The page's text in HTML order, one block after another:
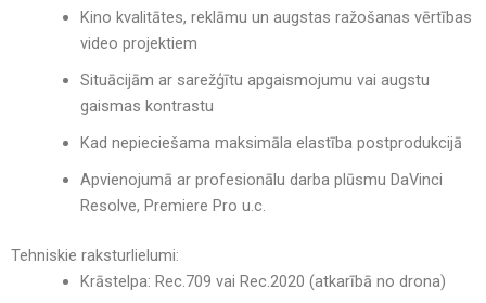
Kino kvalitātes, reklāmu un augstas ražošanas vērtības
video projektiem
Situācijām ar sarežģītu apgaismojumu vai augstu
gaismas kontrastu
Kad nepieciešama maksimāla elastība postprodukcijā
Apvienojumā ar profesionālu darba plūsmu DaVinci
Resolve, Premiere Pro u.c.
Tehniskie raksturlielumi:
Krāstelpa: Rec.709 vai Rec.2020 (atkarībā no drona)